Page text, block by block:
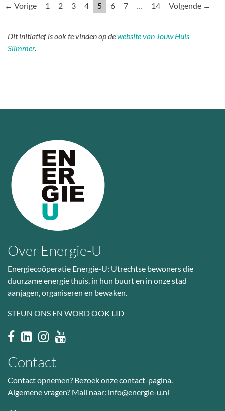
← Vorige 1 2 3 4 5 6 7 … 14 Volgende →
Dit initiatief is ook te vinden op dewebsite van Jouw Huis
Slimmer.
Over Energie-U
Energiecoöperatie Energie-U: Utrechtse bewoners die
duurzame energie thuis, in hun buurt en in onze stad
aanjagen, organiseren en bewaken.
STEUN ONS EN WORD OOK LID
Contact
Contact opnemen? Bezoekonze contact-pagina.
Algemene vragen? Mail naar: info@energie-u.nl